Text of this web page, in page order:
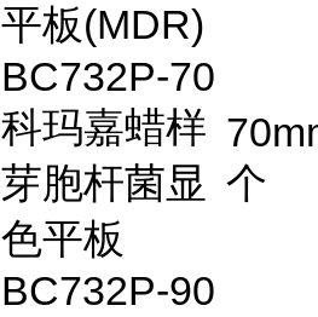
平板(MDR)
BC732P-70
科玛嘉蜡样
芽胞杆菌显
色平板
个
BC732P-90